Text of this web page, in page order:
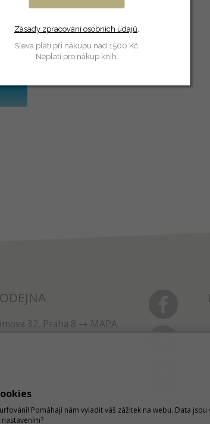
iPad Air (3. generace)
iPad (6 - 10. generace)
32, Praha 8
MAPA
Pomáhají nám vyladit váš zážitek na webu. Data jsou
Zásady zpracování osobních údajů.
Sleva platí při nákupu nad 1500 Kč.
Neplatí pro nákup knih.